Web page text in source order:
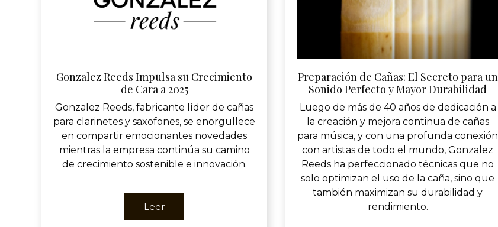
Gonzalez Reeds Impulsa su Crecimiento
de Cara a 2025
Gonzalez Reeds, fabricante líder de cañas
para clarinetes y saxofones, se enorgullece
en compartir emocionantes novedades
mientras la empresa continúa su camino
de crecimiento sostenible e innovación.
Leer
Preparación de Cañas: El Secreto para un
Sonido Perfecto y Mayor Durabilidad
Luego de más de 40 años de dedicación a
la creación y mejora continua de cañas
para música, y con una profunda conexión
con artistas de todo el mundo, Gonzalez
Reeds ha perfeccionado técnicas que no
solo optimizan el uso de la caña, sino que
también maximizan su durabilidad y
rendimiento.